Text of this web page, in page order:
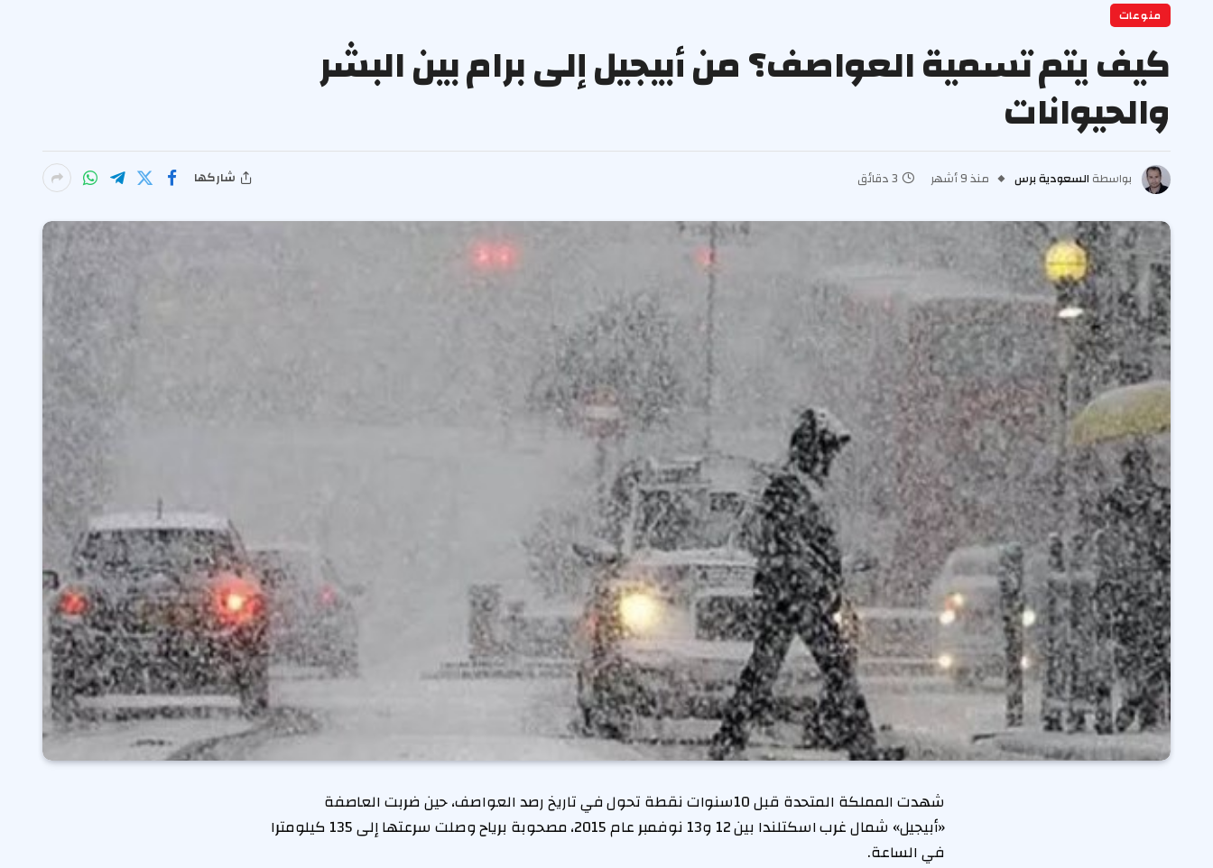
منوعات
كيف يتم تسمية العواصف؟ من أبيجيل إلى برام بين البشر
والحيوانات
بواسطة السعودية برس منذ 9 أشهر 3 دقائق شاركها
شهدت المملكة المتحدة قبل 10سنوات نقطة تحول في تاريخ رصد العواصف، حين ضربت العاصفة
«أبيجيل» شمال غرب اسكتلندا بين 12 و13 نوفمبر عام 2015، مصحوبة برياح وصلت سرعتها إلى 135 كيلومترا
في الساعة.